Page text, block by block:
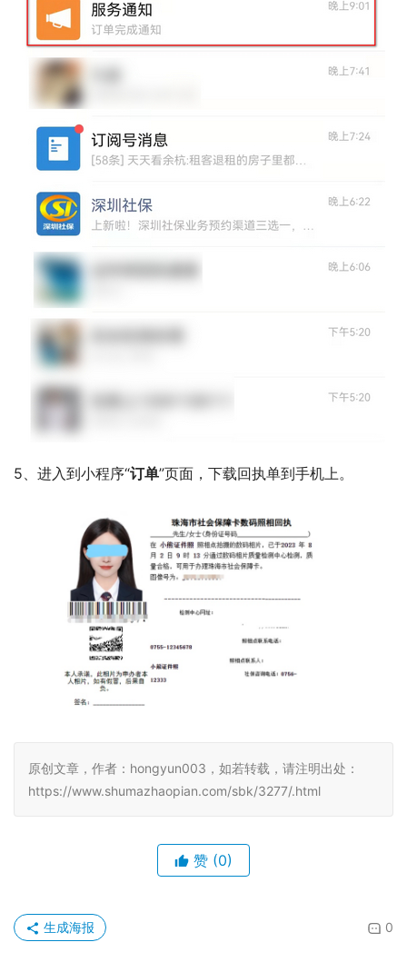
4、填写相关信息，进行费用的支付。